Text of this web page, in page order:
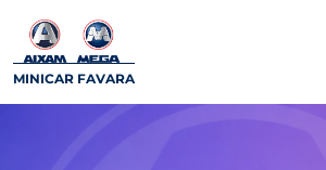
MINICAR FAVARA